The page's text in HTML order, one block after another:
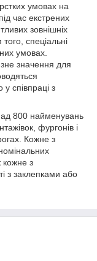
умовах на
час екстрених
зовнішніх
спеціальні
умовах.
значення для
співпраці з
800 найменувань
фургонів і
Кожне з
кожне з
з заклепками або